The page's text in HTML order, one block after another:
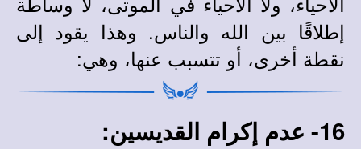
إطلاقًا بين الله والناس. وهذا يقود إلى
نقطة أخرى، أو تتسبب عنها، وهي:
16- عدم إكرام القديسين: